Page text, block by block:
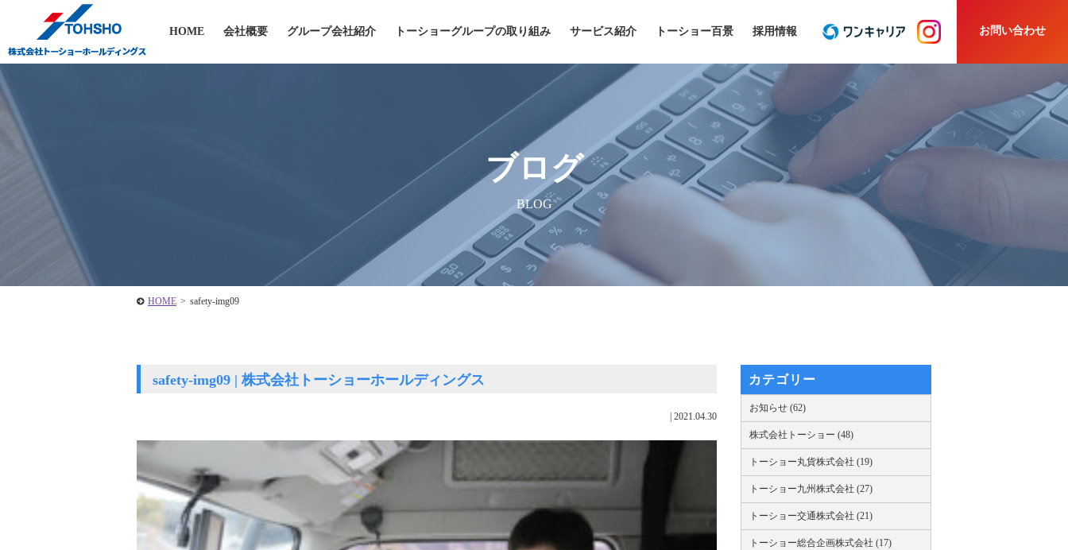
HOME 会社概要 グループ会社紹介 トーショーグループの取り組み サービス紹介 トーショー百景 採用情報 お問い合わせ
ブログ
BLOG
HOME > safety-img09
safety-img09 | 株式会社トーショーホールディングス
2021.04.30
カテゴリー
お知らせ (62)
株式会社トーショー (48)
トーショー丸貨株式会社 (19)
トーショー九州株式会社 (27)
トーショー交通株式会社 (21)
トーショー総合企画株式会社 (17)